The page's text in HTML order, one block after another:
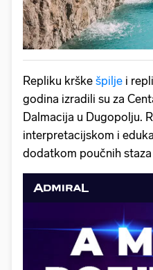
Repliku krške špilje i
godina izradili su za
Dalmacija u Dugopolju.
interpretacijskom i
dodatkom poučnih